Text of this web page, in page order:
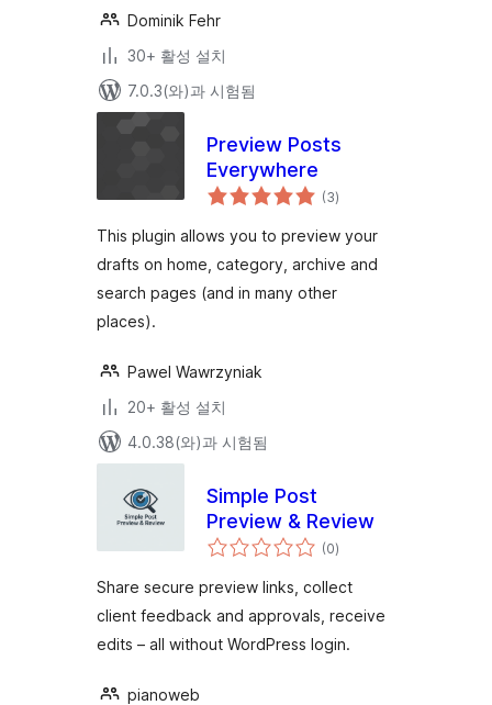
Dominik Fehr
30+ 활성 설치
7.0.3(와)과 시험됨
Preview Posts
Everywhere
(3전
체
점
)
This plugin allows you to preview your
drafts on home, category, archive and
search pages (and in many other
places).
Pawel Wawrzyniak
20+ 활성 설치
4.0.38(와)과 시험됨
Simple Post
Preview & Review
(0전
체
점
)
Share secure preview links, collect
client feedback and approvals, receive
edits – all without WordPress login.
pianoweb